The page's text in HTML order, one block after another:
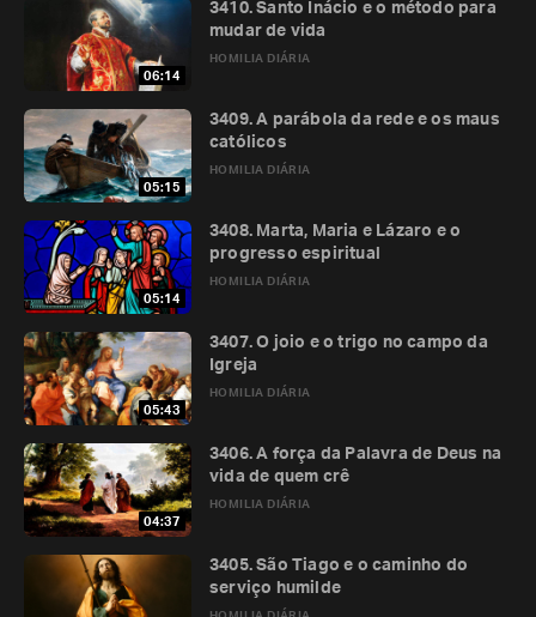
06:14
HOMILIA DIÁRIA
3410. Santo Inácio e o método para
mudar de vida
05:15
HOMILIA DIÁRIA
3409. A parábola da rede e os maus
católicos
05:14
HOMILIA DIÁRIA
3408. Marta, Maria e Lázaro e o
progresso espiritual
05:43
HOMILIA DIÁRIA
3407. O joio e o trigo no campo da
Igreja
04:37
HOMILIA DIÁRIA
3406. A força da Palavra de Deus na
vida de quem crê
3405. São Tiago e o caminho do
serviço humilde